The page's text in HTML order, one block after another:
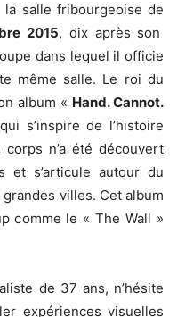
la salle fribourgeoise de
2015, dix après son
dans lequel il officie
même salle. Le roi du
album « Hand. Cannot.
s’inspire de l’histoire
n’a été découvert
et s’articule autour du
villes. Cet album
comme le « The Wall »
de 37 ans, n’hésite
expériences visuelles